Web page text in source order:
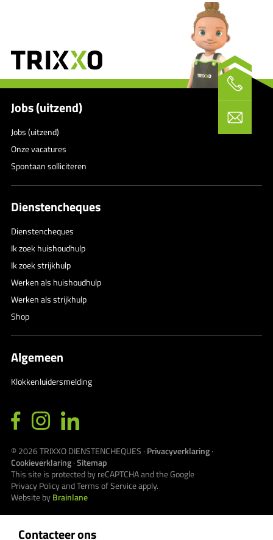
Contacteer ons
Jobs (uitzend)
Jobs (uitzend)
Onze vacatures
Spontaan solliciteren
Dienstencheques
Dienstencheques
Ik zoek huishoudhulp
Ik zoek strijkhulp
Werken als huishoudhulp
Werken als strijkhulp
Shop
Algemeen
Klokkenluidersmelding
© 2026TRIXXO DIENSTENCHEQUES · Privacyverklaring·
Cookieverklaring·Sitemap
This site is protected by reCAPTCHA and the Google
Privacy PolicyandTerms of Serviceapply.
Website byBrainlane